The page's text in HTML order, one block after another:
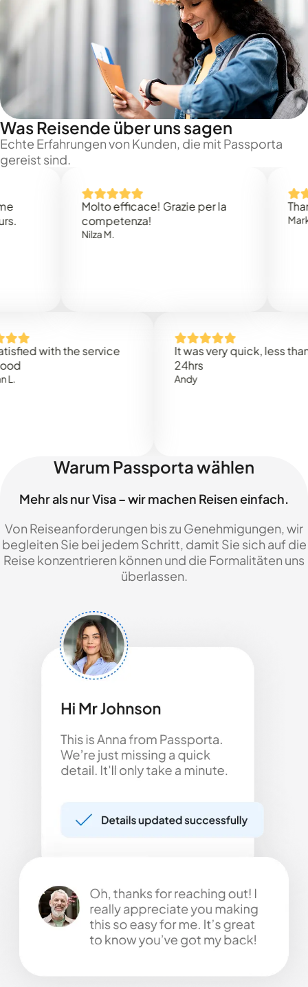
Was Reisende über uns sagen
Echte Erfahrungen von Kunden, die mit Passporta
gereist sind.
Molto efficace! Grazie per la
competenza!
Nilza M.
Thank
Mark N.
with the service
It was very quick, less than
Warum Passporta wählen
Mehr als nur Visa – wir machen Reisen einfach.
Von Reiseanforderungen bis zu Genehmigungen, wir
begleiten Sie bei jedem Schritt, damit Sie sich auf die
Reise konzentrieren können und die Formalitäten uns
überlassen.